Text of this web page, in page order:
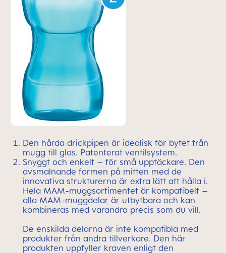
Den hårda drickpipen är idealisk för bytet från
mugg till glas. Patenterat ventilsystem.
Snyggt och enkelt – för små upptäckare. Den
avsmalnande formen på mitten med de
innovativa strukturerna är extra lätt att hålla i.
Hela MAM-muggsortimentet är kompatibelt –
alla MAM-muggdelar är utbytbara och kan
kombineras med varandra precis som du vill.
De enskilda delarna är inte kompatibla med
produkter från andra tillverkare. Den här
produkten uppfyller kraven enligt den